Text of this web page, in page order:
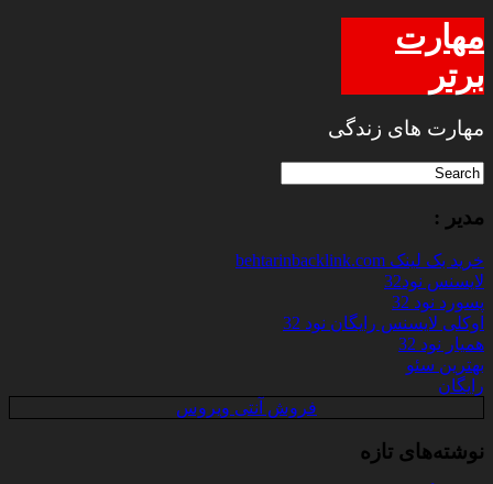
مهارت
برتر
مهارت های زندگی
مدیر :
خرید بک لینک behtarinbacklink.com
لایسنس نود32
پسورد نود 32
اوکلی لایسنس رایگان نود 32
همیار نود 32
بهترین سئو
رایگان
فروش آنتی ویروس
نوشته‌های تازه